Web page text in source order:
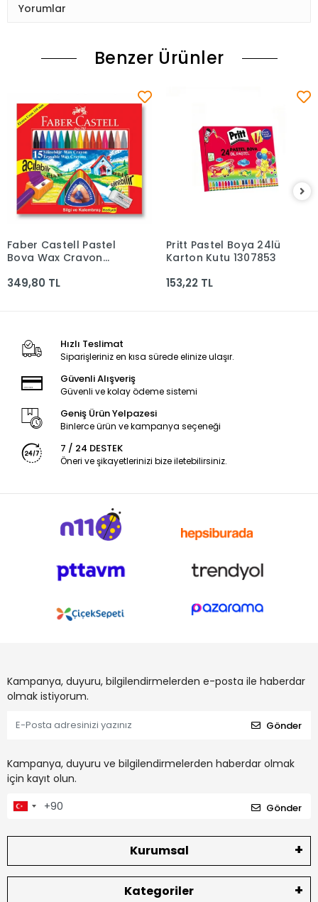
Yorumlar
Benzer Ürünler
Sepete Ekle
Faber Castell Pastel
Boya Wax Crayon
5281122715000
349,80 TL
Sepete Ekle
Pritt Pastel Boya 24lü
Karton Kutu 1307853
153,22 TL
Hızlı Teslimat
Siparişleriniz en kısa sürede elinize ulaşır.
Güvenli Alışveriş
Güvenli ve kolay ödeme sistemi
Geniş Ürün Yelpazesi
Binlerce ürün ve kampanya seçeneği
7 / 24 DESTEK
Öneri ve şikayetlerinizi bize iletebilirsiniz.
Kampanya, duyuru, bilgilendirmelerden e-posta ile haberdar
olmak istiyorum.
Gönder
Kampanya, duyuru ve bilgilendirmelerden haberdar olmak
için kayıt olun.
Gönder
Kurumsal
Kategoriler